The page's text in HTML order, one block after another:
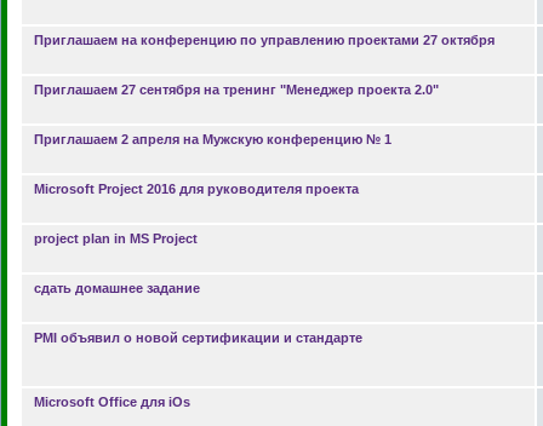
Приглашаем на конференцию по управлению проектами 27 октября
Приглашаем 27 сентября на тренинг "Менеджер проекта 2.0"
Приглашаем 2 апреля на Мужскую конференцию № 1
Microsoft Project 2016 для руководителя проекта
project plan in MS Project
сдать домашнее задание
PMI объявил о новой сертификации и стандарте
Microsoft Office для iOs